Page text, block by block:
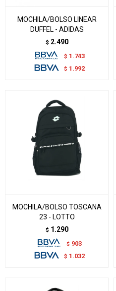
MOCHILA/BOLSO LINEAR
DUFFEL - ADIDAS
$ 2.490
$ 1.743
$ 1.992
MOCHILA/BOLSO TOSCANA
23 - LOTTO
$ 1.290
$ 903
$ 1.032